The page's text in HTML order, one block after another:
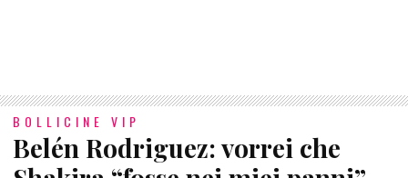
BOLLICINE VIP
Belén Rodriguez: vorrei che